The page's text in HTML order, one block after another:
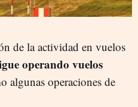
de la actividad en vuelos
operando vuelos
algunas operaciones de